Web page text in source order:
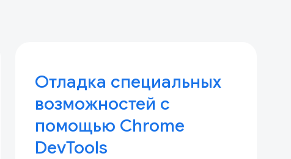
Отладка специальных
возможностей с
помощью Chrome
DevTools